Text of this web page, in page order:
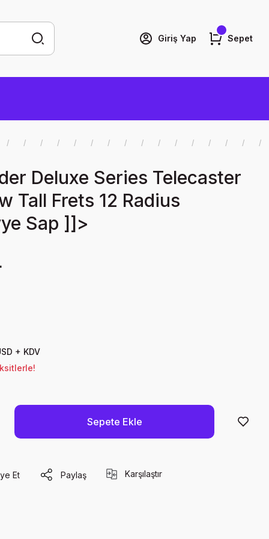
Giriş Yap Sepet
Deluxe Series Telecaster
Tall Frets 12 Radius
Sap ]]>
+ KDV
Sepete Ekle
Et Paylaş Karşılaştır